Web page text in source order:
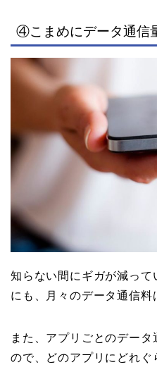
④こまめにデータ通信
知らない間にギガが減って
にも、月々のデータ通信料
また、アプリごとのデー
ので、どのアプリにどれぐ